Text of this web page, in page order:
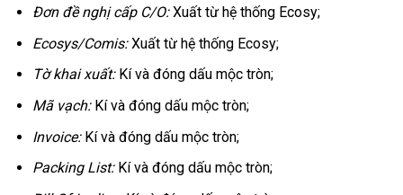
Đơn đề nghị cấp C/O:Xuất từ hệ thống Ecosy;
Ecosys/Comis:Xuất từ hệ thống Ecosy;
Tờ khai xuất:Kí và đóng dấu mộc tròn;
Mã vạch:Kí và đóng dấu mộc tròn;
Invoice:Kí và đóng dấu mộc tròn;
Packing List:Kí và đóng dấu mộc tròn;